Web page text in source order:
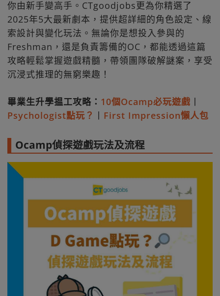
你由新手變高手。CTgoodjobs更為你精選了
2025年5大最新劇本，提供超詳細的角色設定、線
索設計與變化玩法。無論你是想投入參與的
Freshman，還是負責籌備的OC，都能透過這篇
攻略輕鬆掌握遊戲精髓，帶領團隊破解謎案，享受
沉浸式推理的無窮樂趣！
畢業生升學揾工攻略： 10個Ocamp必玩遊戲 丨
Psychologist點玩？ 丨 First Impression懶人包
Ocamp偵探遊戲玩法及流程